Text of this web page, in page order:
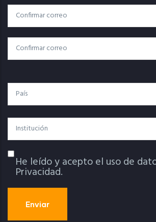
Correo
Electrónico
Correo Electrónico
Confirmar Correo
País
Institución
Política De Privacidad
He leído y acepto el uso de
Privacidad.